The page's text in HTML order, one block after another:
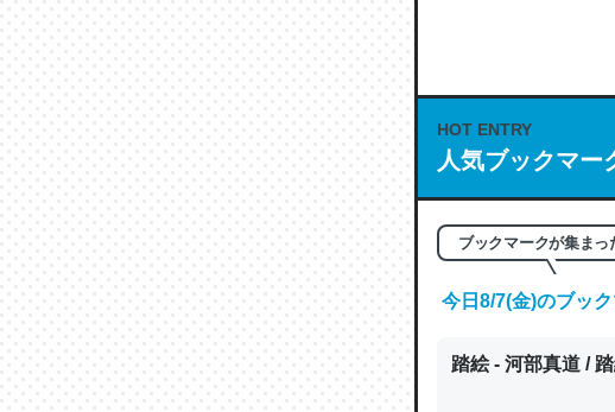
─GPTの仕組みと限界
これは良記事。
の伏線」は回収さ
やすく強くなりそう
HOT ENTRY
人気ブックマー
ブックマークが集まっ
今日8/7(金)のブッ
踏絵 - 河部真道 /